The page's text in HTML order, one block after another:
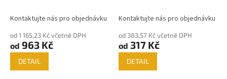
Kontaktujte nás pro objednávku
od 1 165,23 Kč včetně DPH
od 963 Kč
DETAIL
Kontaktujte nás pro objednávku
od 383,57 Kč včetně DPH
od 317 Kč
DETAIL